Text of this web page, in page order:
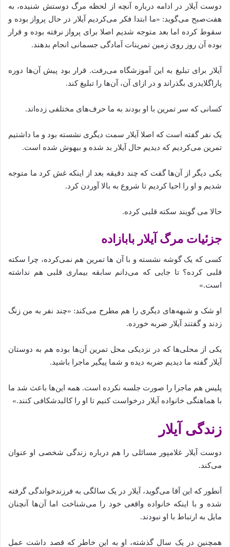
دوست آیلار در ادامه درباره آنچه از لحظه مرگ دوستش شنیده، به
هفت‌صبح می‌گوید: «ما ابتدا فکر می‌کردیم آیلار در حال پرواز بوده و
سقوط کرده اما بعد متوجه شدیم اصلا برای پرواز نرفته بوده و قرار
بوده آن روز روی زمین تمرینات آمادگی جسمانی انجام بدهند.
آیلار برای تبلیغ به این آموزشگاه می‌رفت. قرار بود پیش آن‌ها دوره
پاراگلایدری بگذراند و در ازای آن، آن‌ها را تبلیغ کند.
کسانی که سر تمرین با او بودند به ما حرف‌های مختلفی زده‌اند.
یک نفر گفته است که اصلا آیلار سمت دیگری نشسته بود و ما داشتیم
تمرین می‌کردیم که دیدیم حال آیلار بد شده‌ و بیهوش شده‌ است.
یکی دیگر از آن‌ها گفت که چند دقیقه بعد از اینکه غش کرد ما متوجه
شدیم و او را احیا کردیم تا شروع به بالا آوردن‌ کرد.
حالا می‌ گویند سکته قلبی کرده.
جزئیات مرگ آیلار بابازاده
کسی که یک گوشه نشسته و با آن‌ ها تمرین هم نمی‌کرده، چرا سکته
قلبی کرده؟ تا جایی که می‌دانم سابقه بیماری قلبی هم نداشته
است.»
او شک و شبهه‌های دیگری را هم مطرح می‌کند: «چند نفر به من زنگ
زدند و گفتند آیلار ضربه خورده‌.
یکی از محلی‌ها که در نزدیکی محل تمرین آن‌ها بوده هم به دوستان
آیلار گفته‌ ما دیدیم ضربه دیده‌ و شما پیگیر ماجرا باشید.
پلیس هم ماجرا را صورت جلسه نکرده است. همه این‌ها باعث شد ما
با هماهنگی خانواده آیلار درخواست کنیم تا او را کالبدشکافی کنند.»
زندگی آیلار
دوست آیلار غلامپور مسائلی را هم درباره زندگی شخصی او عنوان
می‌کند.
آنطور که این آقا می‌گوید، آیلار در یک سالگی به فرزندخواندگی گرفته‌‌
شده‌ و با اینکه خانواده‌ واقعی خود را می‌شناخت اما آن‌ها آنچنان
مایل به ارتباط با او نبودند.
همچنین در یک سال گذشته، او به این خاطر که قصد داشت عمل